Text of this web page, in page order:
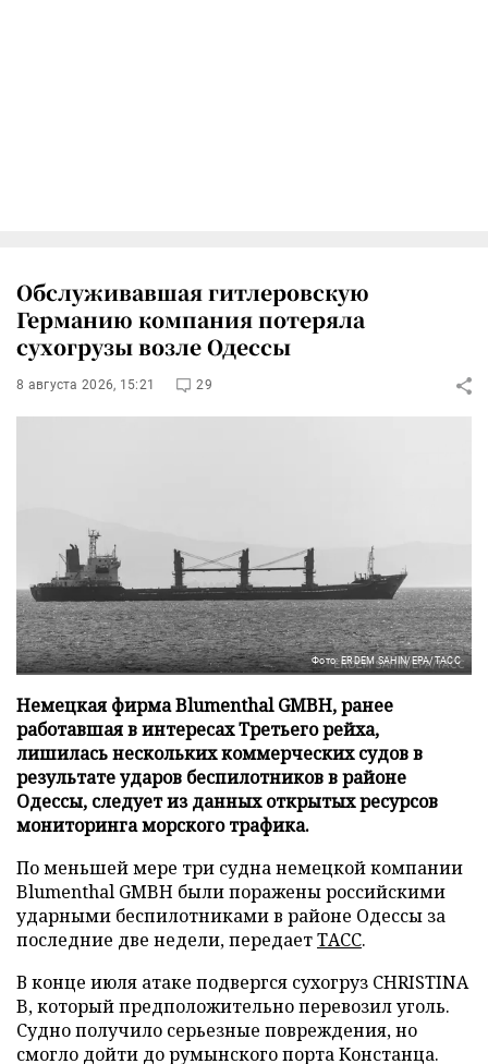
Обслуживавшая гитлеровскую
Германию компания потеряла
сухогрузы возле Одессы
8 августа 2026, 15:21 29
Фото: ERDEM SAHIN/EPA/ТАСС
Немецкая фирма Blumenthal GMBH, ранее
работавшая в интересах Третьего рейха,
лишилась нескольких коммерческих судов в
результате ударов беспилотников в районе
Одессы, следует из данных открытых ресурсов
мониторинга морского трафика.
По меньшей мере три судна немецкой компании
Blumenthal GMBH были поражены российскими
ударными беспилотниками в районе Одессы за
последние две недели, передаетТАСС.
В конце июля атаке подвергся сухогруз CHRISTINA
B, который предположительно перевозил уголь.
Судно получило серьезные повреждения, но
смогло дойти до румынского порта Констанца.